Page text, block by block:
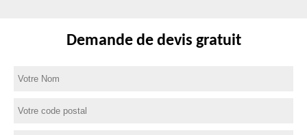
Demande de devis gratuit